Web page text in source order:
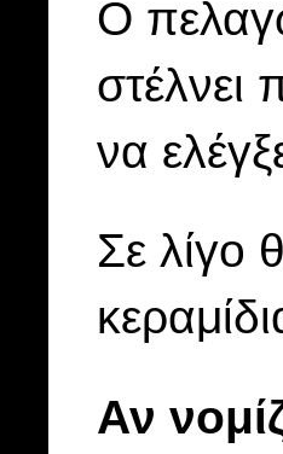
Ο
στέλνει
να
Σε λίγο
Αν